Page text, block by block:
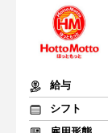
給与
シフト